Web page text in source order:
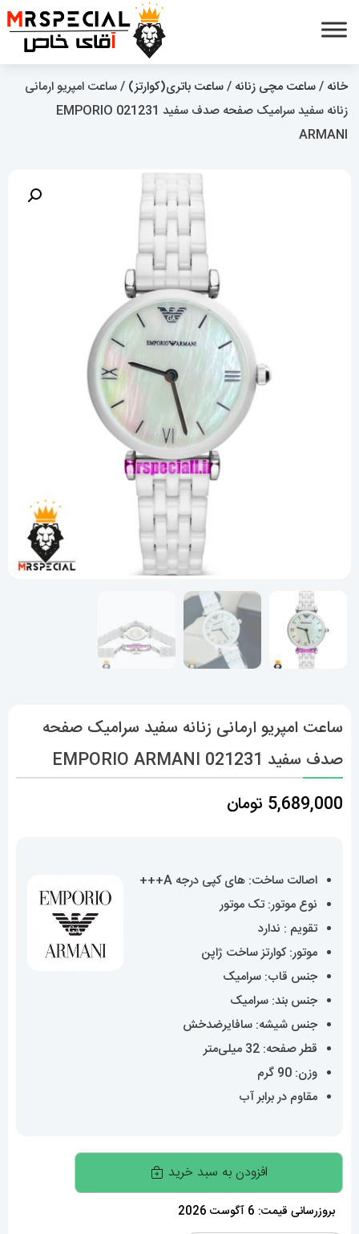
خانه /ساعت مچی زنانه /ساعت باتری(کوارتز) / ساعت امپریو ارمانی
زنانه سفید سرامیک صفحه صدف سفید 021231 EMPORIO
ARMANI
ساعت امپریو ارمانی زنانه سفید سرامیک صفحه
صدف سفید 021231 EMPORIO ARMANI
5,689,000 تومان
اصالت ساخت: های کپی درجه A+++
نوع موتور: تک موتور
تقویم : ندارد
موتور: کوارتز ساخت ژاپن
جنس قاب: سرامیک
جنس بند: سرامیک
جنس شیشه: سافایرضدخش
قطر صفحه: 32 میلی‌متر
وزن: 90 گرم
مقاوم در برابر آب
ساعت
امپریو
ارمانی
افزودن به سبد خرید
بروزرسانی قیمت: 6 آگوست 2026